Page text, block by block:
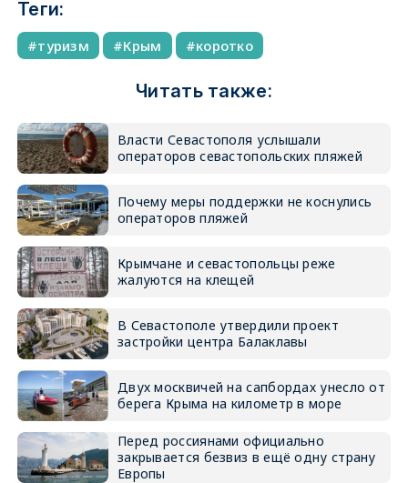
Теги:
туризм Крым коротко
Читать также:
Власти Севастополя услышали
операторов севастопольских пляжей
Почему меры поддержки не коснулись
операторов пляжей
Крымчане и севастопольцы реже
жалуются на клещей
В Севастополе утвердили проект
застройки центра Балаклавы
Двух москвичей на сапбордах унесло от
берега Крыма на километр в море
Перед россиянами официально
закрывается безвиз в ещё одну страну
Европы